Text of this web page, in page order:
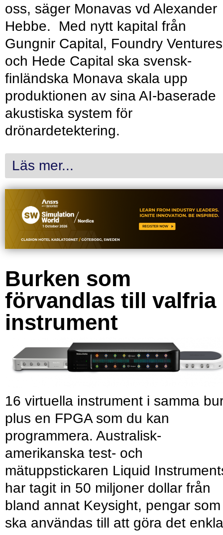
oss, säger Monavas vd Alexander
Hebbe. Med nytt kapital från
Gungnir Capital, Foundry Ventures
och Hede Capital ska svensk-
finländska Monava skala upp
produktionen av sina AI-baserade
akustiska system för
drönardetektering.
Läs mer...
Burken som
förvandlas till valfria
instrument
16 virtuella instrument i samma
plus en FPGA som du kan
programmera. Australisk-
amerikanska test- och
mätuppstickaren Liquid
har tagit in 50 miljoner dollar från
bland annat Keysight, pengar som
ska användas till att göra det